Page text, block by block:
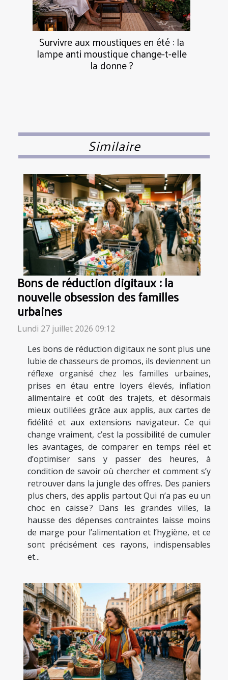
Survivre aux moustiques en été : la
lampe anti moustique change-t-elle
la donne ?
Similaire
Bons de réduction digitaux : la
nouvelle obsession des familles
urbaines
Lundi 27 juillet 2026 09:12
Les bons de réduction digitaux ne sont plus une
lubie de chasseurs de promos, ils deviennent un
réflexe organisé chez les familles urbaines,
prises en étau entre loyers élevés, inflation
alimentaire et coût des trajets, et désormais
mieux outillées grâce aux applis, aux cartes de
fidélité et aux extensions navigateur. Ce qui
change vraiment, c’est la possibilité de cumuler
les avantages, de comparer en temps réel et
d’optimiser sans y passer des heures, à
condition de savoir où chercher et comment s’y
retrouver dans la jungle des offres. Des paniers
plus chers, des applis partout Qui n’a pas eu un
choc en caisse ? Dans les grandes villes, la
hausse des dépenses contraintes laisse moins
de marge pour l’alimentation et l’hygiène, et ce
sont précisément ces rayons, indispensables
et...